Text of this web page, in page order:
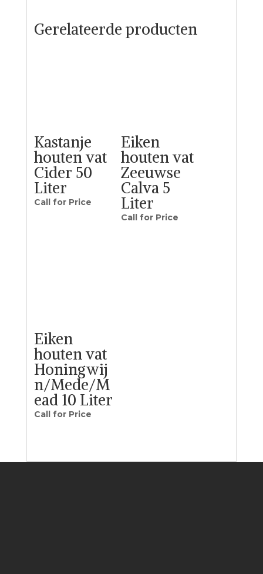
Gerelateerde producten
Kastanje
houten vat
Cider 50
Liter
Call for Price
Eiken
houten vat
Zeeuwse
Calva 5
Liter
Call for Price
Eiken
houten vat
Honingwij
n/Mede/M
ead 10 Liter
Call for Price